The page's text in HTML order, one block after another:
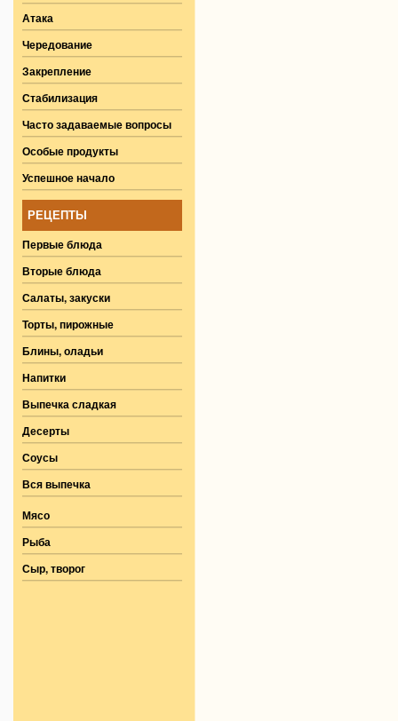
Атака
Чередование
Закрепление
Стабилизация
Часто задаваемые вопросы
Особые продукты
Успешное начало
РЕЦЕПТЫ
Первые блюда
Вторые блюда
Салаты, закуски
Торты, пирожные
Блины, оладьи
Напитки
Выпечка сладкая
Десерты
Соусы
Вся выпечка
Мясо
Рыба
Сыр, творог